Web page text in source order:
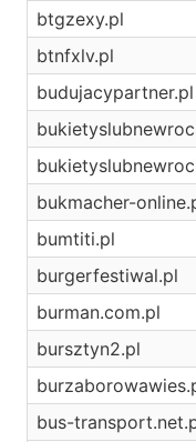
btgzexy.pl
btnfxlv.pl
budujacypartner.pl
bukmacher-
bumtiti.pl
burgerfestiwal.pl
burman.com.pl
bursztyn2.pl
bus-